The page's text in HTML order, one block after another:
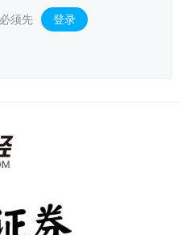
须先 登录 。